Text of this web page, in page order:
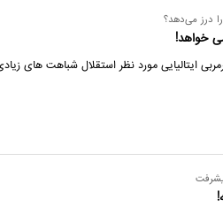
درز می‌دهد؟
خواهد!
ایتالیایی مورد نظر استقلال شباهت های